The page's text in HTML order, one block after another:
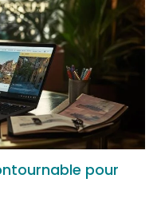
pour